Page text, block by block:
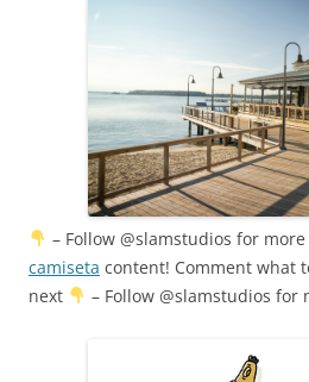
– Follow @slamstudios for more
camiseta content! Comment what
next
– Follow @slamstudios for